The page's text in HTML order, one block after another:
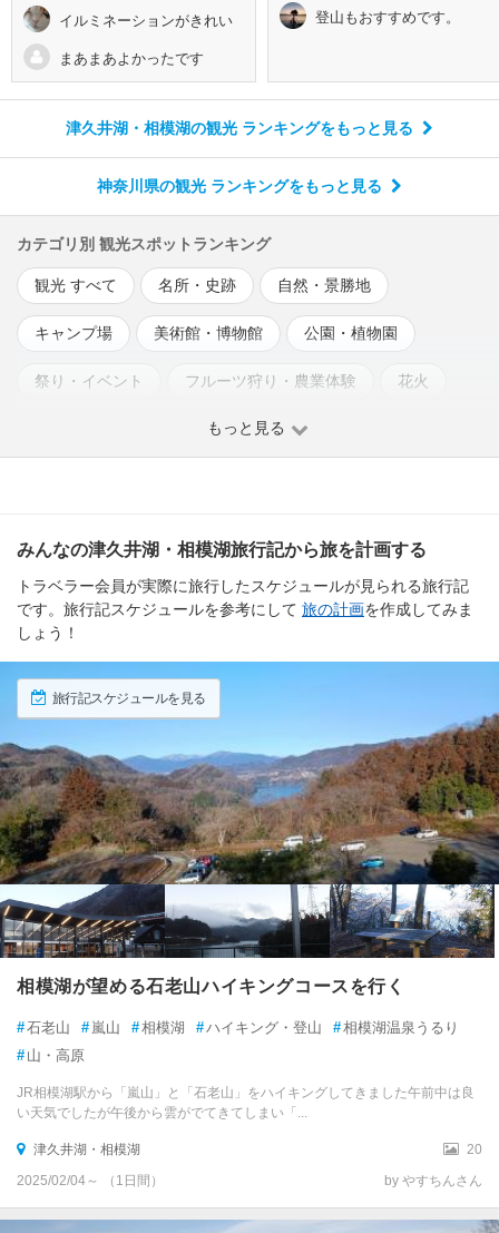
イルミネーションがきれい
まあまあよかったです
登山もおすすめです。
津久井湖・相模湖の観光 ランキングをもっと見る
神奈川県の観光 ランキングをもっと見る
カテゴリ別 観光スポットランキング
観光 すべて 名所・史跡 自然・景勝地
キャンプ場 美術館・博物館 公園・植物園
祭り・イベント フルーツ狩り・農業体験 花火
温泉
もっと見る
みんなの津久井湖・相模湖旅行記から旅を計画する
トラベラー会員が実際に旅行したスケジュールが見られる旅行記
です。旅行記スケジュールを参考にして 旅の計画を作成してみま
しょう！
旅行記スケジュールを見る
相模湖が望める石老山ハイキングコースを行く
#石老山 # 嵐山 #相模湖 #ハイキング・登山 #相模湖温泉うるり
# 山・高原
JR相模湖駅から「嵐山」と「石老山」をハイキングしてきました午前中は良
い天気でしたが午後から雲がでてきてしまい「...
津久井湖・相模湖
20
2025/02/04～ （1日間）
by やすちんさん